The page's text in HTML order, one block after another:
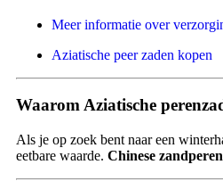
Meer informatie over
Aziatische peer zaden kopen
Waarom Aziatische
Als je op zoek bent naar een
eetbare waarde. Chinese zandperen